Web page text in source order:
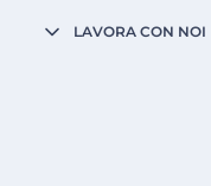
LAVORA CON NOI